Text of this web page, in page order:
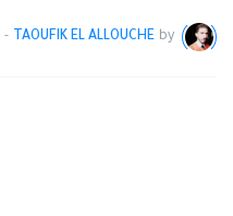
by
TAOUFIK EL ALLOUCHE
-